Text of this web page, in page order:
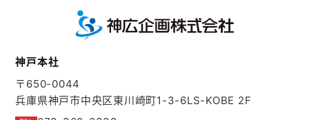
神戸本社
〒650-0044
兵庫県神戸市中央区東川崎町1-3-6LS-KOBE 2F